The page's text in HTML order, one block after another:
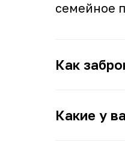
семейное
Как
Какие у